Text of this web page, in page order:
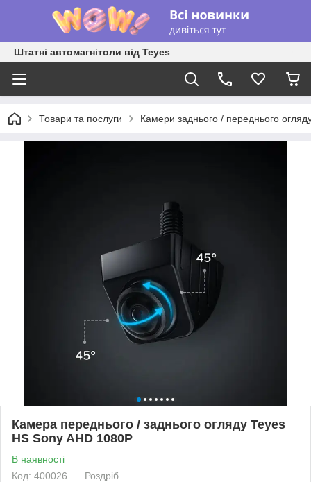
Штатні автомагнітоли від Teyes
Товари та послуги Камери заднього / переднього
Камера переднього / заднього огляду Teyes
HS Sony AHD 1080P
В наявності
Код: 400026
Роздріб